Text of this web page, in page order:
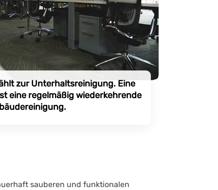
zur Unterhaltsreinigung. Eine
eine regelmäßig wiederkehrende
sauberen und funktionalen